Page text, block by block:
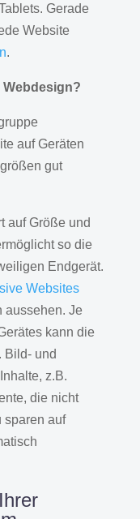
Gerade
Website
.
auf Geräten
gut
auf Größe und
so die
Endgerät.
Websites
aussehen. Je
kann die
Bild- und
z.B.
die nicht
sparen auf